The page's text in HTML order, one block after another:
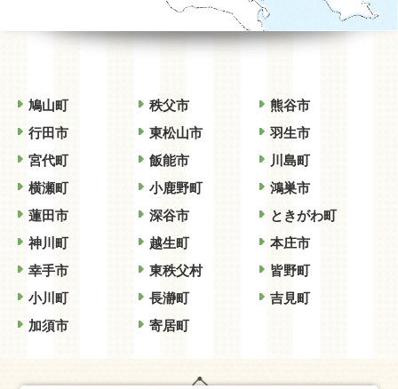
鳩山町 秩父市
熊谷市
行田市
東松山市
羽生市
宮代町
飯能市
川島町
横瀬町
小鹿野町
鴻巣市
蓮田市
深谷市
ときがわ町
神川町
越生町
本庄市
幸手市
東秩父村
皆野町
小川町
長瀞町
吉見町
加須市
寄居町